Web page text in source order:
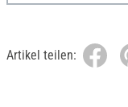
Artikel teilen: